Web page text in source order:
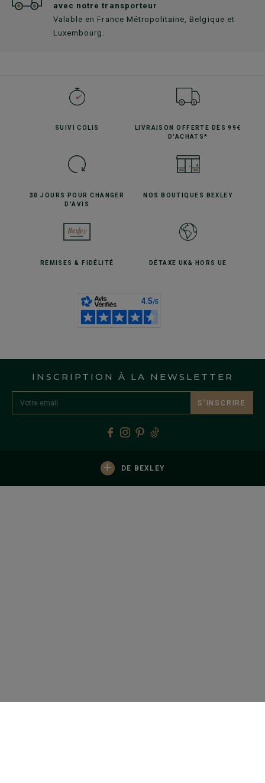
avec notre transporteur
Valable en France Métropolitaine, Belgique et
Luxembourg.
SUIVICOLIS LIVRAISON OFFERTE
DÈS 99€
D'ACHATS*
30 JOURS POURCHANGER
D'AVIS
NOS BOUTIQUES BEXLEY
REMISES& FIDÉLITÉ DÉTAXE UK& HORS UE
INSCRIPTION À LA NEWSLETTER
S’INSCRIRE
+ DE BEXLEY